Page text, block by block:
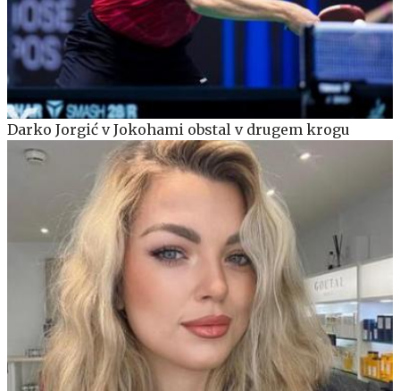
Darko Jorgić v Jokohami obstal v drugem krogu